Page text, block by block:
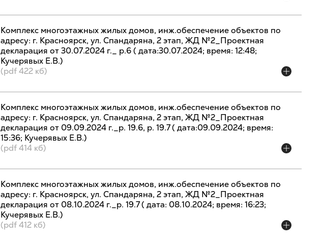
Комплекс многоэтажных жилых домов, инж.обеспечение объектов по
адресу: г. Красноярск, ул. Спандаряна, 2 этап, ЖД №2_Проектная
декларация от 30.07.2024 г._ р.6 ( дата:30.07.2024; время: 12:48;
Кучерявых Е.В.)
(pdf 422 кб)
Комплекс многоэтажных жилых домов, инж.обеспечение объектов по
адресу: г. Красноярск, ул. Спандаряна, 2 этап, ЖД №2_Проектная
декларация от 09.09.2024 г._р. 19.6, р. 19.7 ( дата:09.09.2024; время:
15:36; Кучерявых Е.В.)
(pdf 414 кб)
Комплекс многоэтажных жилых домов, инж.обеспечение объектов по
адресу: г. Красноярск, ул. Спандаряна, 2 этап, ЖД №2_Проектная
декларация от 08.10.2024 г._р. 19.7 ( дата: 08.10.2024; время: 16:23;
Кучерявых Е.В.)
(pdf 412 кб)